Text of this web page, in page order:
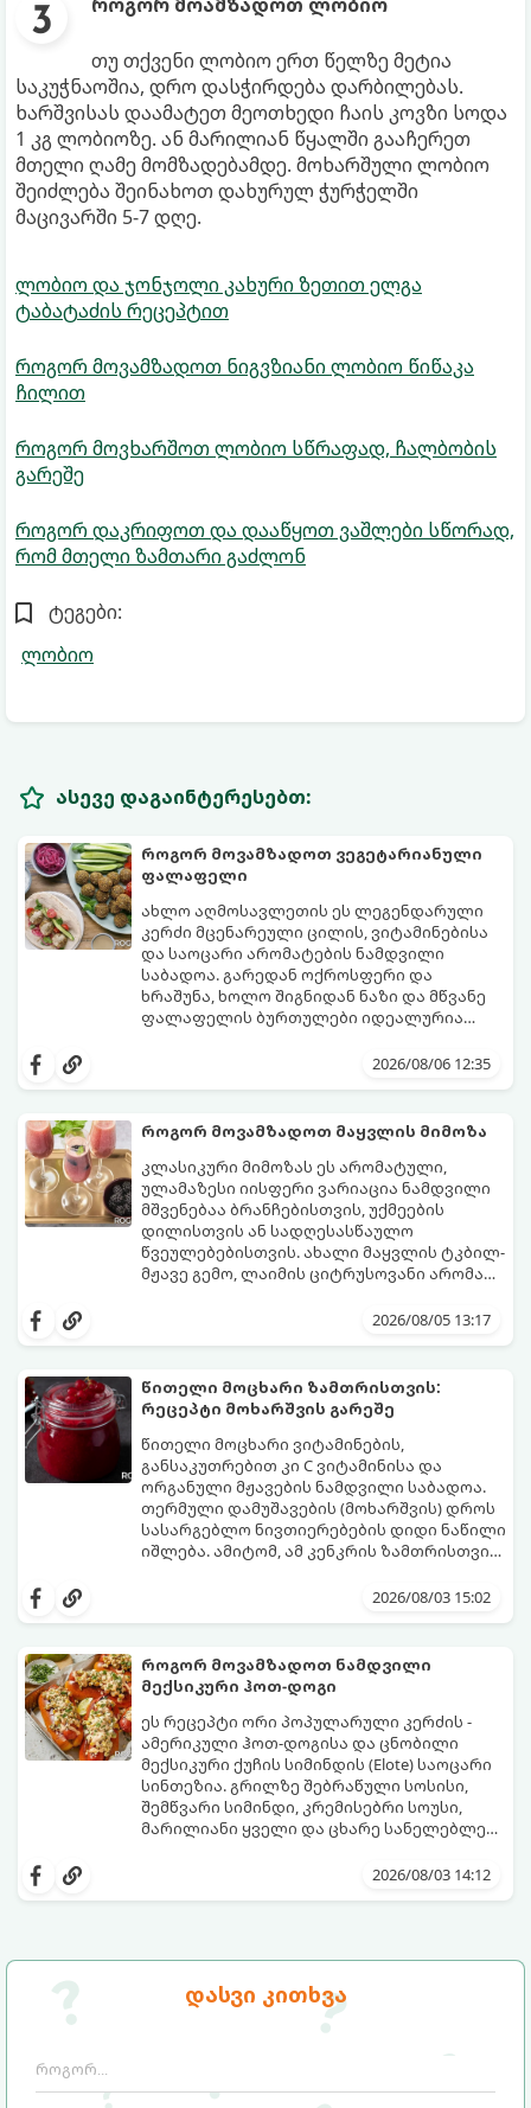
დასვი კითხვა
თუ თქვენი ლობიო ერთ წელზე მეტია
საკუჭნაოშია, დრო დასჭირდება დარბილებას.
ხარშვისას დაამატეთ მეოთხედი ჩაის კოვზი სოდა
1 კგ ლობიოზე. ან მარილიან წყალში გააჩერეთ
მთელი ღამე მომზადებამდე. მოხარშული ლობიო
შეიძლება შეინახოთ დახურულ ჭურჭელში
მაცივარში 5-7 დღე.
ლობიო და ჯონჯოლი კახური ზეთით ელგა
ტაბატაძის რეცეპტით
როგორ მოვამზადოთ ნიგვზიანი ლობიო წიწაკა
ჩილით
როგორ მოვხარშოთ ლობიო სწრაფად, ჩალბობის
გარეშე
როგორ დაკრიფოთ და დააწყოთ ვაშლები სწორად,
რომ მთელი ზამთარი გაძლონ
ტეგები:
ლობიო
ასევე დაგაინტერესებთ:
როგორ მოვამზადოთ ვეგეტარიანული
ფალაფელი
ახლო აღმოსავლეთის ეს ლეგენდარული
კერძი მცენარეული ცილის, ვიტამინებისა
და საოცარი არომატების ნამდვილი
საბადოა. გარედან ოქროსფერი და
ხრაშუნა, ხოლო შიგნიდან ნაზი და მწვანე
ფალაფელის ბურთულები იდეალურია
სალათებთან ერთად ან ტახინის (სესამის)
მდგომარეობს, რომ გამოიყენება
შეწვისას ფორმა იდეალურად შეინარჩუნოს
და არ დაიშალოს.
მომზადების დრო: 20 წუთი (დამატებით
მუხუდოს ჩალბობის დრო: 12-24 საათი)
შეწვის დრო: 10–15 წუთი ულუფა: 20–24 ცალი
ბურთულა (4–6 პორცია)
2026/08/06 12:35
როგორ მოვამზადოთ მაყვლის მიმოზა
კლასიკური მიმოზას ეს არომატული,
ულამაზესი იისფერი ვარიაცია ნამდვილი
მშვენებაა ბრანჩებისთვის, უქმეების
დილისთვის ან სადღესასწაულო
წვეულებებისთვის. ახალი მაყვლის ტკბილ-
მჟავე გემო, ლაიმის ციტრუსოვანი არომატი
საოცრად დახვეწილ და მაგრილებელ
და მის მომზადებას მინიმალური
პორცია
2026/08/05 13:17
წითელი მოცხარი ზამთრისთვის:
რეცეპტი მოხარშვის გარეშე
წითელი მოცხარი ვიტამინების,
განსაკუთრებით კი C ვიტამინისა და
ორგანული მჟავების ნამდვილი საბადოა.
თერმული დამუშავების (მოხარშვის) დროს
სასარგებლო ნივთიერებების დიდი ნაწილი
იშლება. ამიტომ, ამ კენკრის ზამთრისთვის
მომზადებაა - მოხარშვის გარეშე.
ბუნებრივ, კაშკაშა გემოს, არომატს და
2026/08/03 15:02
როგორ მოვამზადოთ ნამდვილი
მექსიკური ჰოთ-დოგი
ეს რეცეპტი ორი პოპულარული კერძის -
ამერიკული ჰოთ-დოგისა და ცნობილი
მექსიკური ქუჩის სიმინდის (Elote) საოცარი
სინთეზია. გრილზე შებრაწული სოსისი,
შემწვარი სიმინდი, კრემისებრი სოუსი,
მარილიანი ყველი და ცხარე სანელებლები
წვეულებებისთვის, ბარბექიუსთვის ან
ულუფა: 8 პორცია
2026/08/03 14:12